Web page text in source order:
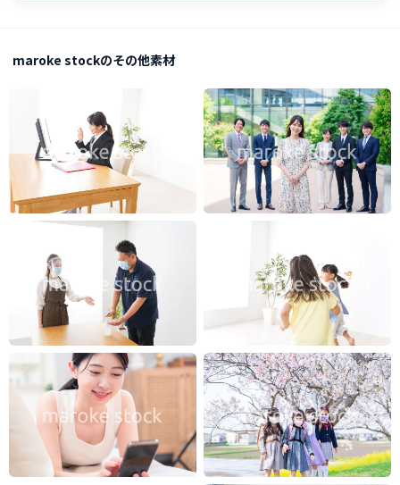
maroke stockのその他素材